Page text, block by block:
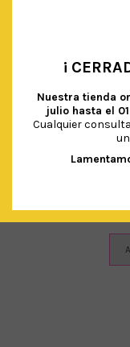
¡
Nuestra tienda
julio hasta el
Cualquier